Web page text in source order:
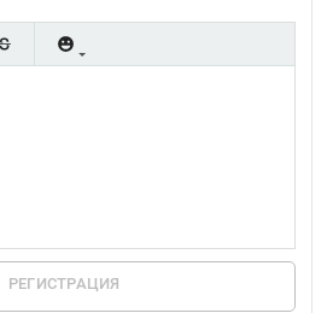
РЕГИСТРАЦИЯ